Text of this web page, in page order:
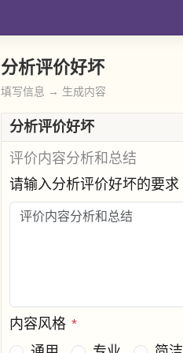
分析评价好坏
填写信息 → 生成内容
分析评价好坏
评价内容分析和总结
请输入分析评价好坏的要求
内容风格 *